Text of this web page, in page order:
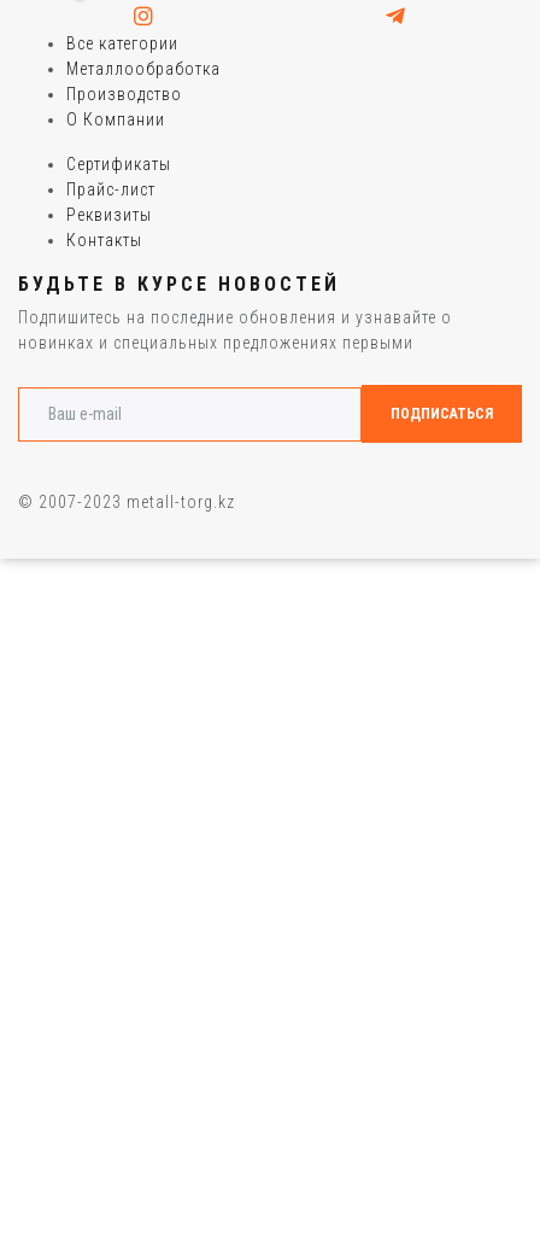
Все категории
Металлообработка
Производство
О Компании
Сертификаты
Прайс-лист
Реквизиты
Контакты
БУДЬТЕ В КУРСЕ НОВОСТЕЙ
Подпишитесь на последние обновления и узнавайте о
новинках и специальных предложениях первыми
© 2007-2023 metall-torg.kz